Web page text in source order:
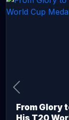
From Glory
His T20